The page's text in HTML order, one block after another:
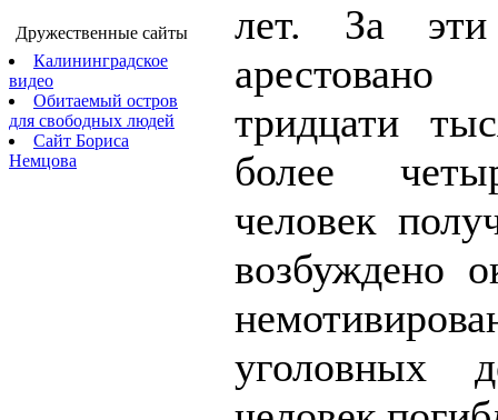
Дружественные сайты
Калининградское
видео
Обитаемый остров
для свободных людей
Сайт Бориса
Немцова
лет. За
тридцати
более
человек
возбуждено
уголовных